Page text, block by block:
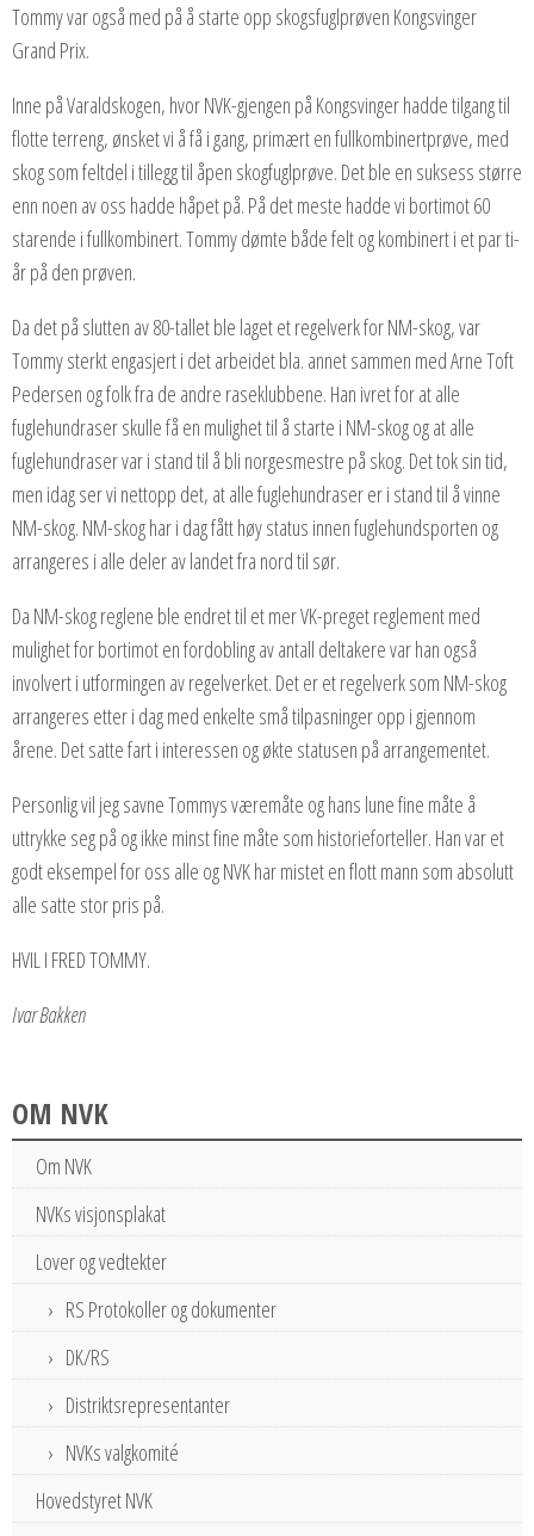
Tommy var også med på å starte opp skogsfuglprøven Kongsvinger
Grand Prix.
Inne på Varaldskogen, hvor NVK-gjengen på Kongsvinger hadde tilgang til
flotte terreng, ønsket vi å få i gang, primært en fullkombinertprøve, med
skog som feltdel i tillegg til åpen skogfuglprøve. Det ble en suksess større
enn noen av oss hadde håpet på. På det meste hadde vi bortimot 60
starende i fullkombinert. Tommy dømte både felt og kombinert i et par ti-
år på den prøven.
Da det på slutten av 80-tallet ble laget et regelverk for NM-skog, var
Tommy sterkt engasjert i det arbeidet bla. annet sammen med Arne Toft
Pedersen og folk fra de andre raseklubbene. Han ivret for at alle
fuglehundraser skulle få en mulighet til å starte i NM-skog og at alle
fuglehundraser var i stand til å bli norgesmestre på skog. Det tok sin tid,
men idag ser vi nettopp det, at alle fuglehundraser er i stand til å vinne
NM-skog. NM-skog har i dag fått høy status innen fuglehundsporten og
arrangeres i alle deler av landet fra nord til sør.
Da NM-skog reglene ble endret til et mer VK-preget reglement med
mulighet for bortimot en fordobling av antall deltakere var han også
involvert i utformingen av regelverket. Det er et regelverk som NM-skog
arrangeres etter i dag med enkelte små tilpasninger opp i gjennom
årene. Det satte fart i interessen og økte statusen på arrangementet.
Personlig vil jeg savne Tommys væremåte og hans lune fine måte å
uttrykke seg på og ikke minst fine måte som historieforteller. Han var et
godt eksempel for oss alle og NVK har mistet en flott mann som absolutt
alle satte stor pris på.
HVIL I FRED TOMMY.
Ivar Bakken
OM NVK
Om NVK
NVKs visjonsplakat
Lover og vedtekter
RS Protokoller og dokumenter
DK/RS
Distriktsrepresentanter
NVKs valgkomité
Hovedstyret NVK